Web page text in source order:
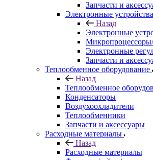
Запчасти и
Электронные устройства
Назад
Электронные
Электронные
Запчасти и
Теплообменное оборудование
Назад
Теплообменное
Конденсаторы
Воздухоохладители
Теплообменники
Запчасти и аксессуары
Расходные материалы
Назад
Расходные материалы